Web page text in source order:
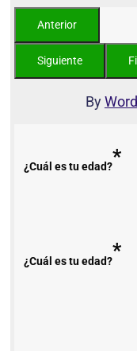
By
¿Cuál es tu edad?*
¿Cuál es tu edad?*